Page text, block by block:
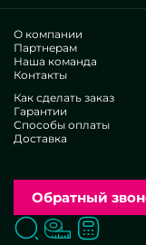
поступать в
Состаренные
Заработали
организаций и
хвалебных
Оперируем без
логистические
траты. Поэтому
состаренных
дает
вариативные
представляем
О компании
Партнерам
Наша команда
Контакты
Как сделать заказ
Гарантии
Способы оплаты
Доставка
Обратный
Поиск